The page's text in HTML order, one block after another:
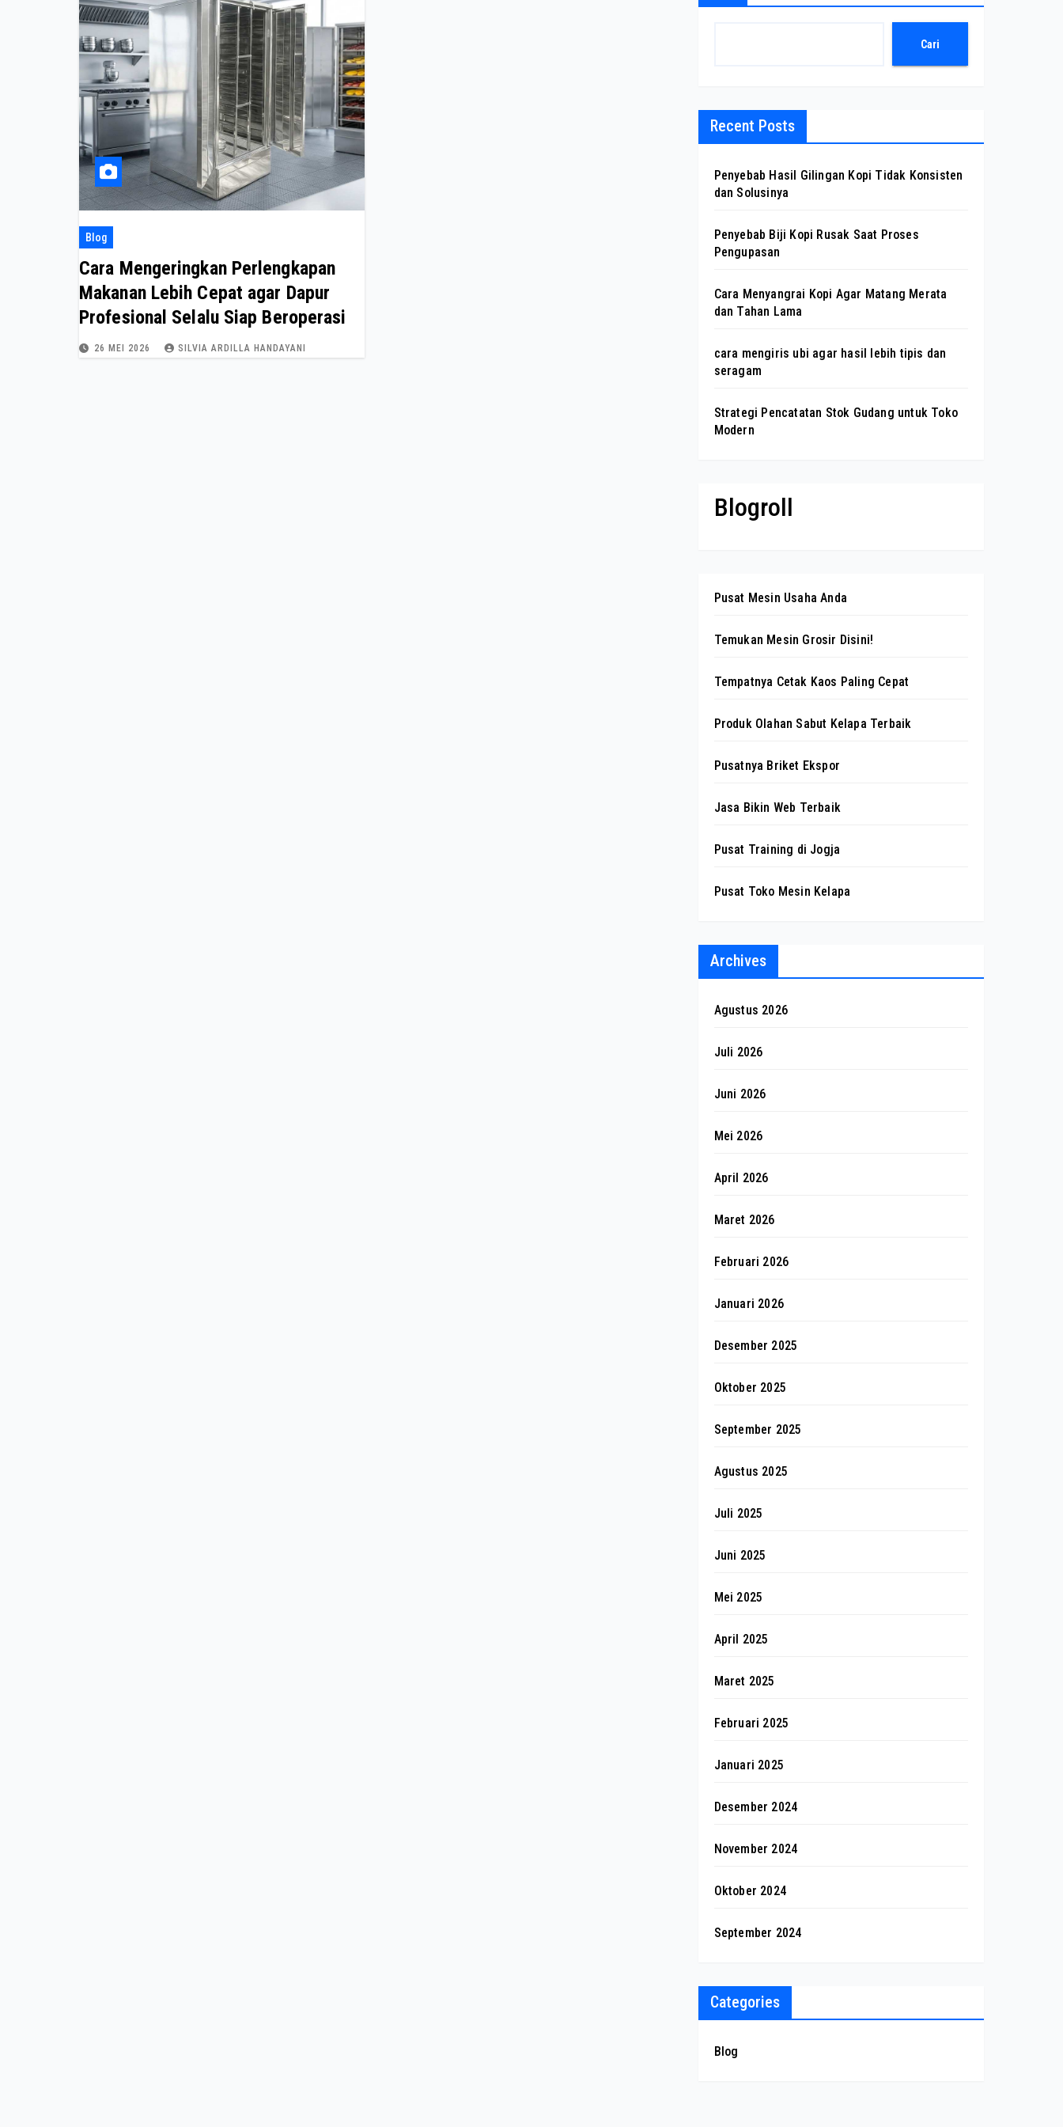
Blog
Cara Mengeringkan Perlengkapan
Makanan Lebih Cepat agar Dapur
Profesional Selalu Siap Beroperasi
26 MEI 2026 SILVIA ARDILLA HANDAYANI
Cari
Recent Posts
Penyebab Hasil Gilingan Kopi Tidak Konsisten
dan Solusinya
Penyebab Biji Kopi Rusak Saat Proses
Pengupasan
Cara Menyangrai Kopi Agar Matang Merata
dan Tahan Lama
cara mengiris ubi agar hasil lebih tipis dan
seragam
Strategi Pencatatan Stok Gudang untuk Toko
Modern
Blogroll
Pusat Mesin Usaha Anda
Temukan Mesin Grosir Disini!
Tempatnya Cetak Kaos Paling Cepat
Produk Olahan Sabut Kelapa Terbaik
Pusatnya Briket Ekspor
Jasa Bikin Web Terbaik
Pusat Training di Jogja
Pusat Toko Mesin Kelapa
Archives
Agustus 2026
Juli 2026
Juni 2026
Mei 2026
April 2026
Maret 2026
Februari 2026
Januari 2026
Desember 2025
Oktober 2025
September 2025
Agustus 2025
Juli 2025
Juni 2025
Mei 2025
April 2025
Maret 2025
Februari 2025
Januari 2025
Desember 2024
November 2024
Oktober 2024
September 2024
Categories
Blog